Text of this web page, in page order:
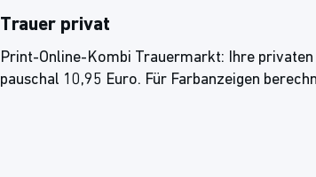
Trauer privat
Print-Online-Kombi Trauermarkt: Ihre
pauschal 10,95 Euro. Für Farbanzeigen